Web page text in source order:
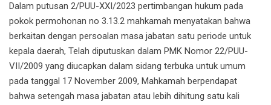
Dalam putusan 2/PUU-XXI/2023 pertimbangan hukum pada
pokok permohonan no 3.13.2 mahkamah menyatakan bahwa
berkaitan dengan persoalan masa jabatan satu periode untuk
kepala daerah, Telah diputuskan dalam PMK Nomor 22/PUU-
VII/2009 yang diucapkan dalam sidang terbuka untuk umum
pada tanggal 17 November 2009, Mahkamah berpendapat
bahwa setengah masa jabatan atau lebih dihitung satu kali